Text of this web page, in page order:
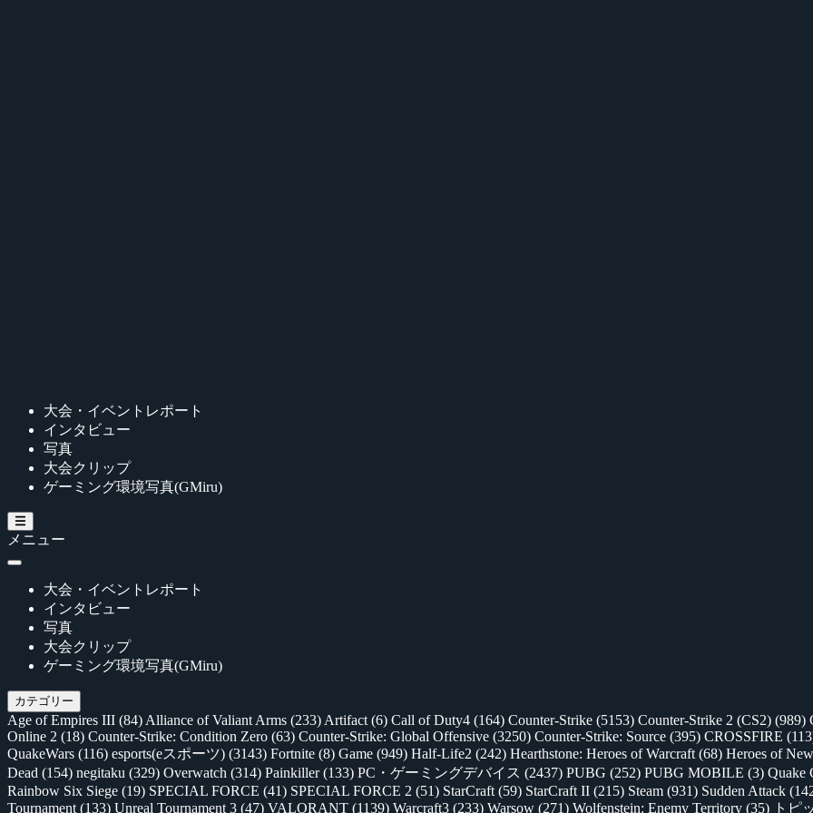
大会・イベントレポート
インタビュー
写真
大会クリップ
ゲーミング環境写真(GMiru)
メニュー
大会・イベントレポート
インタビュー
写真
大会クリップ
ゲーミング環境写真(GMiru)
カテゴリー
Age of Empires III (84) Alliance of Valiant Arms (233) Artifact (6) Call of Duty4 (164) Counter-Strike (5153) Counter-Strike 2 (CS2) (989)
Online 2 (18) Counter-Strike: Condition Zero (63) Counter-Strike: Global Offensive (3250) Counter-Strike: Source (395) CROSSFIRE
QuakeWars (116) esports(eスポーツ) (3143) Fortnite (8) Game (949) Half-Life2 (242) Hearthstone: Heroes of Warcraft (68) Heroes of
Dead (154) negitaku (329) Overwatch (314) Painkiller(133) PC・ゲーミングデバイス (2437) PUBG (252) PUBG MOBILE (3) Quake
Rainbow Six Siege (19) SPECIAL FORCE (41) SPECIAL FORCE 2 (51) StarCraft (59) StarCraft II (215) Steam (931) Sudden Attack
Tournament (133) Unreal Tournament 3 (47) VALORANT (1139) Warcraft3 (233) Warsow (271) Wolfenstein: Enemy Territory (35) トピ